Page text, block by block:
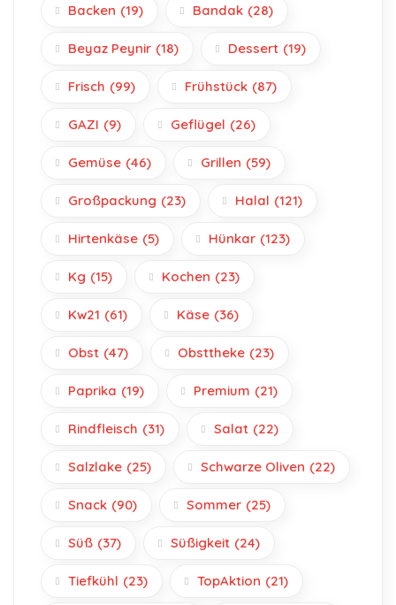
Backen (19) Bandak (28)
Beyaz Peynir (18) Dessert (19)
Frisch (99) Frühstück (87)
GAZI (9) Geflügel (26)
Gemüse (46) Grillen (59)
Großpackung (23) Halal (121)
Hirtenkäse (5) Hünkar (123)
Kg (15) Kochen (23)
Kw21 (61) Käse (36)
Obst (47) Obsttheke (23)
Paprika (19) Premium (21)
Rindfleisch (31) Salat (22)
Salzlake (25) Schwarze Oliven (22)
Snack (90) Sommer (25)
Süß (37) Süßigkeit (24)
Tiefkühl (23) TopAktion (21)